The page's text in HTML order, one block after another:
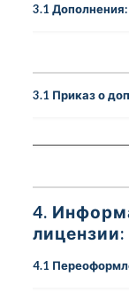
3.1 Дополнения:
3.1 Приказ о
4.
лицензии:
4.1